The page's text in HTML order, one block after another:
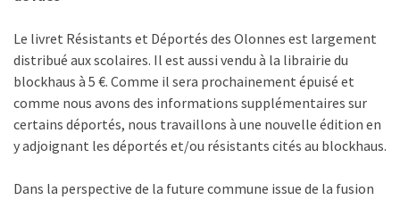
Le livret Résistants et Déportés des Olonnes est largement
distribué aux scolaires. Il est aussi vendu à la librairie du
blockhaus à 5 €. Comme il sera prochainement épuisé et
comme nous avons des informations supplémentaires sur
certains déportés, nous travaillons à une nouvelle édition en
y adjoignant les déportés et/ou résistants cités au blockhaus.
Dans la perspective de la future commune issue de la fusion